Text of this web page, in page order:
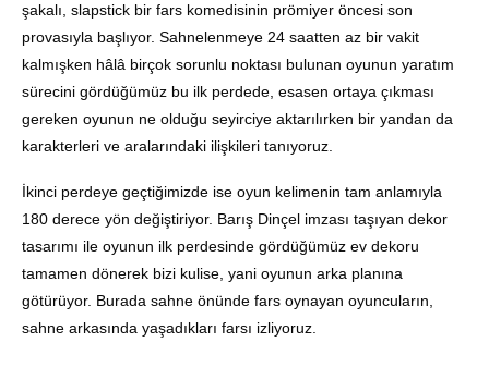
şakalı, slapstick bir fars komedisinin prömiyer öncesi son
provasıyla başlıyor. Sahnelenmeye 24 saatten az bir vakit
kalmışken hâlâ birçok sorunlu noktası bulunan oyunun yaratım
sürecini gördüğümüz bu ilk perdede, esasen ortaya çıkması
gereken oyunun ne olduğu seyirciye aktarılırken bir yandan da
karakterleri ve aralarındaki ilişkileri tanıyoruz.
İkinci perdeye geçtiğimizde ise oyun kelimenin tam anlamıyla
180 derece yön değiştiriyor. Barış Dinçel imzası taşıyan dekor
tasarımı ile oyunun ilk perdesinde gördüğümüz ev dekoru
tamamen dönerek bizi kulise, yani oyunun arka planına
götürüyor. Burada sahne önünde fars oynayan oyuncuların,
sahne arkasında yaşadıkları farsı izliyoruz.